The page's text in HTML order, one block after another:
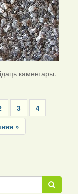
каментары.
Page
3 Page
4
»
Пошук
Пошук